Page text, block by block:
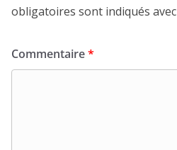
obligatoires sont indiqués avec
Commentaire*